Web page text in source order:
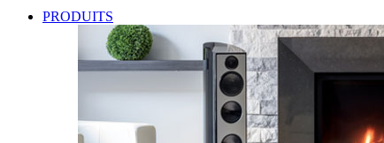
PRODUITS